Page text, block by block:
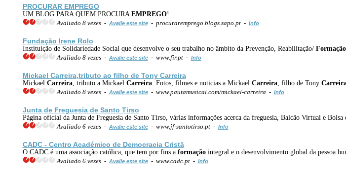
PROCURAR EMPREGO
UM BLOG PARA QUEM PROCURA EMPREGO!
Avaliado 8 vezes - Avalie este site- procuraremprego.blogs.sapo.pt - Info
Fundação Irene Rolo
Instituição de Solidariedade Social que desenvolve o seu trabalho no âmbito da Prevenção, Reabilitação/ Formação
Avaliado 8 vezes - Avalie este site- www.fir.pt - Info
Mickael Carreira,tributo ao filho de Tony Carreira
Mickael Carreira, tributo a Mickael Carreira. Fotos, filmes e noticias a Mickael Carreira, filho de Tony
Avaliado 8 vezes - Avalie este site- www.pautamusical.com/mickael-carreira - Info
Junta de Freguesia de Santo Tirso
Página oficial da Junta de Freguesia de Santo Tirso, várias informações acerca da freguesia, Balcão Virtual e Bolsa
Avaliado 6 vezes - Avalie este site- www.jf-santotirso.pt - Info
CADC - Centro Académico de Democracia Cristã
O CADC é uma associação católica, que tem por fins a formaçãointegral e o desenvolvimento global da pessoa
Avaliado 6 vezes - Avalie este site- www.cadc.pt - Info